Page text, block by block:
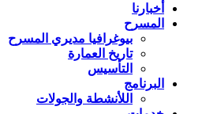
أخبارنا
المسرح
بيوغرافيا مديري المسرح
تاريخ العمارة
التأسيس
البرنامج
اللأنشطة والجولات